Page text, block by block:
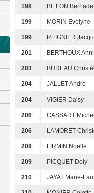
198 BILLON
199 MORIN Evelyne
199 REIGNIER
201 BERTHOUX
203 BUREAU
204 JALLET André
204 VIGIER Daisy
206 CASSART
206 LAMORET
208 FIRMIN Noëlle
209 PICQUET Doly
210 JAYAT Marie-